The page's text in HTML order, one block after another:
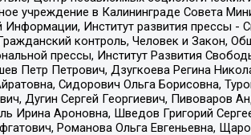
учреждение в Калининграде Совета
Институт развития прессы -
контроль, Человек и Закон,
прессы, Институт Развития
Петр Петрович, Дзугкоева Регина
Сидорович Ольга Борисовна,
Дугин Сергей Георгиевич, Пивоваров
Ирина Ароновна, Шведов Григорий
Романова Ольга Евгеньевна,